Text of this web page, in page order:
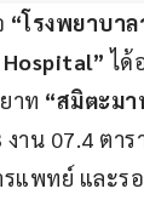
“โรงพยาบา
ได้
าท “สมิตะมา
าน 07.4 ตา
แพทย์ และร